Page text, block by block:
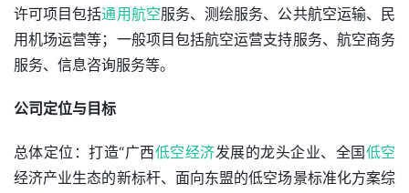
许可项目包括通用航空服务、测绘服务、公共航空运输、民
用机场运营等；一般项目包括航空运营支持服务、航空商务
服务、信息咨询服务等。
公司定位与目标
总体定位：打造“广西低空经济发展的龙头企业、全国低空
经济产业生态的新标杆、面向东盟的低空场景标准化方案综